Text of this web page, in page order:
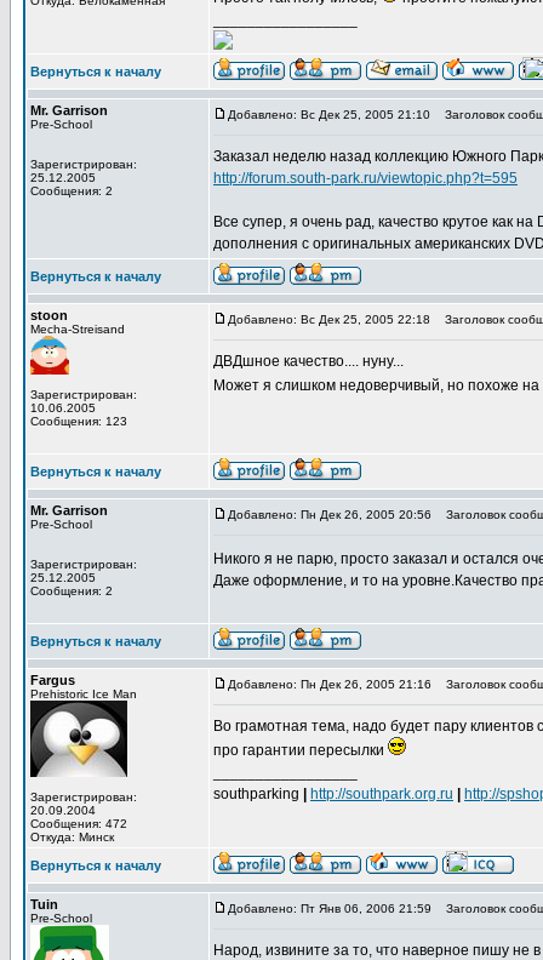
Вернуться к началу
Mr. Garrison
Pre-School
Зарегистрирован:
25.12.2005
Сообщения: 2
Добавлено: Вс Дек 25, 2005 21:10 Заголовок
Заказал неделю назад коллекцию Южного
http://forum.south-park.ru/viewtopic.php?t=595
Все супер, я очень рад, качество крутое как
дополнения с оригинальных американских
Вернуться к началу
stoon
Mecha-Streisand
Зарегистрирован:
10.06.2005
Сообщения: 123
Добавлено: Вс Дек 25, 2005 22:18 Заголовок
ДВДшное качество.... нуну...
Может я слишком недоверчивый, но похоже
Вернуться к началу
Mr. Garrison
Pre-School
Зарегистрирован:
25.12.2005
Сообщения: 2
Добавлено: Пн Дек 26, 2005 20:56 Заголовок
Никого я не парю, просто заказал и остался
Даже оформление, и то на уровне.Качество
Вернуться к началу
Fargus
Prehistoric Ice Man
Зарегистрирован:
20.09.2004
Сообщения: 472
Откуда: Минск
Добавлено: Пн Дек 26, 2005 21:16 Заголовок
Во грамотная тема, надо будет пару
про гарантии пересылки
southparking
http://southpark.org.ru http://
Вернуться к началу
Tuin
Pre-School
Добавлено: Пт Янв 06, 2006 21:59 Заголовок
Народ, извините за то, что наверное пишу не